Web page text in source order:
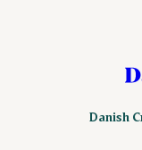
Danish